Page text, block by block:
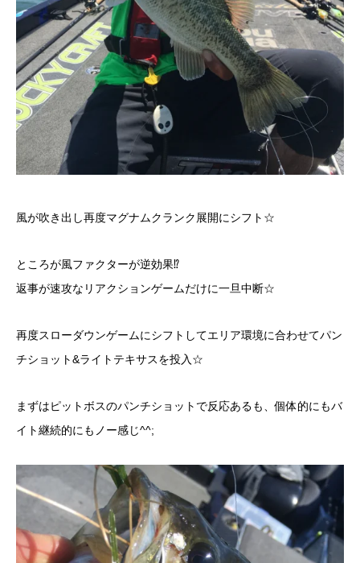
風が吹き出し再度マグナムクランク展開にシフト☆
ところが風ファクターが逆効果⁉︎
返事が速攻なリアクションゲームだけに一旦中断☆
再度スローダウンゲームにシフトしてエリア環境に合わせてパン
チショット&ライトテキサスを投入☆
まずはピットボスのパンチショットで反応あるも、個体的にもバ
イト継続的にもノー感じ^^;